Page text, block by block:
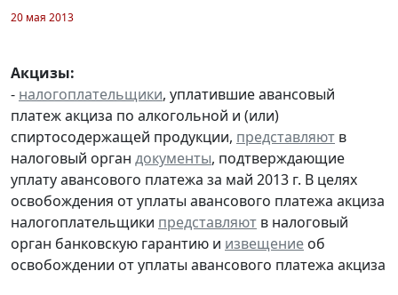
20 мая 2013
Акцизы:
- налогоплательщики, уплатившие авансовый
платеж акциза по алкогольной и (или)
спиртосодержащей продукции, представляют в
налоговый орган документы, подтверждающие
уплату авансового платежа за май 2013 г. В целях
освобождения от уплаты авансового платежа акциза
налогоплательщики представляют в налоговый
орган банковскую гарантию и извещение об
освобождении от уплаты авансового платежа акциза